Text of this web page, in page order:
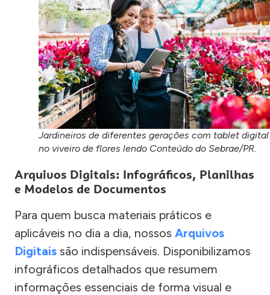
Jardineiros de diferentes gerações com tablet digital
no viveiro de flores lendo Conteúdo do Sebrae/PR.
Arquivos Digitais: Infográficos, Planilhas
e Modelos de Documentos
Para quem busca materiais práticos e
aplicáveis no dia a dia, nossos Arquivos
Digitais são indispensáveis. Disponibilizamos
infográficos detalhados que resumem
informações essenciais de forma visual e